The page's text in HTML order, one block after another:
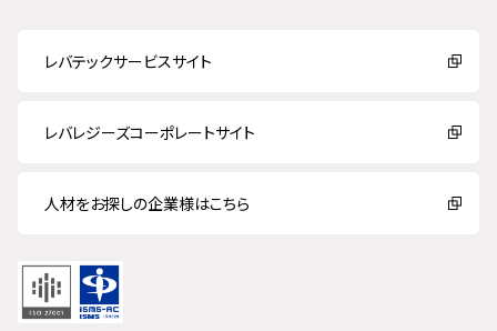
レバテックサービスサイト
レバレジーズコーポレートサイト
人材をお探しの企業様はこちら